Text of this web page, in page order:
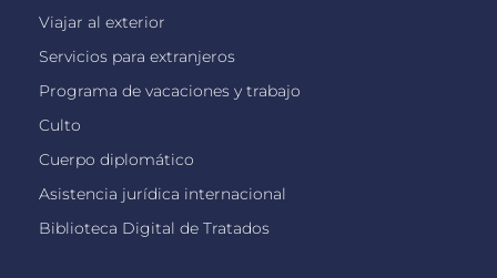
Viajar al exterior
Servicios para extranjeros
Programa de vacaciones y trabajo
Culto
Cuerpo diplomático
Asistencia jurídica internacional
Biblioteca Digital de Tratados